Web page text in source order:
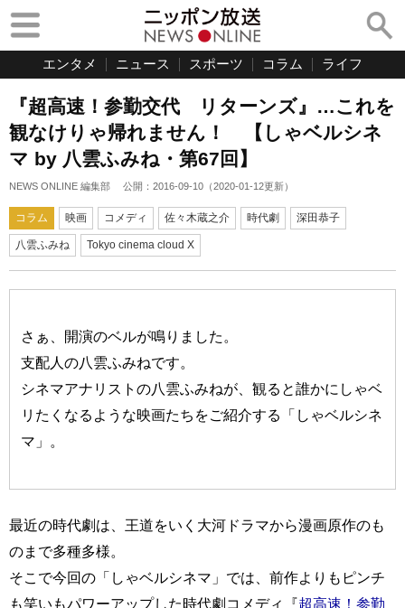
エンタメ ニュース スポーツ コラム ライフ
『超高速！参勤交代 リターンズ』…これを
観なけりゃ帰れません！ 【しゃベルシネ
マ by 八雲ふみね・第67回】
NEWS ONLINE 編集部 公開： 2016-09-10 （2020-01-12更新）
コラム 映画 コメディ 佐々木蔵之介 時代劇 深田恭子
八雲ふみね Tokyo cinema cloud X
さぁ、開演のベルが鳴りました。
支配人の八雲ふみねです。
シネマアナリストの八雲ふみねが、観ると誰かにしゃベ
リたくなるような映画たちをご紹介する「しゃベルシネ
マ」。
最近の時代劇は、王道をいく大河ドラマから漫画原作のも
のまで多種多様。
そこで今回の「しゃベルシネマ」では、前作よりもピンチ
も笑いもパワーアップした時代劇コメディ『超高速！参勤